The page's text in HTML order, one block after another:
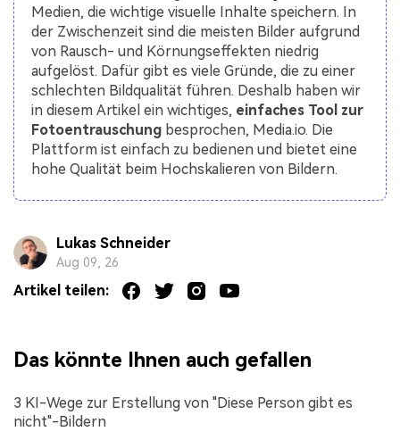
Medien, die wichtige visuelle Inhalte speichern. In
der Zwischenzeit sind die meisten Bilder aufgrund
von Rausch- und Körnungseffekten niedrig
aufgelöst. Dafür gibt es viele Gründe, die zu einer
schlechten Bildqualität führen. Deshalb haben wir
in diesem Artikel ein wichtiges, einfaches Tool zur
Fotoentrauschung besprochen, Media.io. Die
Plattform ist einfach zu bedienen und bietet eine
hohe Qualität beim Hochskalieren von Bildern.
Lukas Schneider
Aug 09, 26
Artikel teilen:
Das könnte Ihnen auch gefallen
3 KI-Wege zur Erstellung von "Diese Person gibt es
nicht"-Bildern